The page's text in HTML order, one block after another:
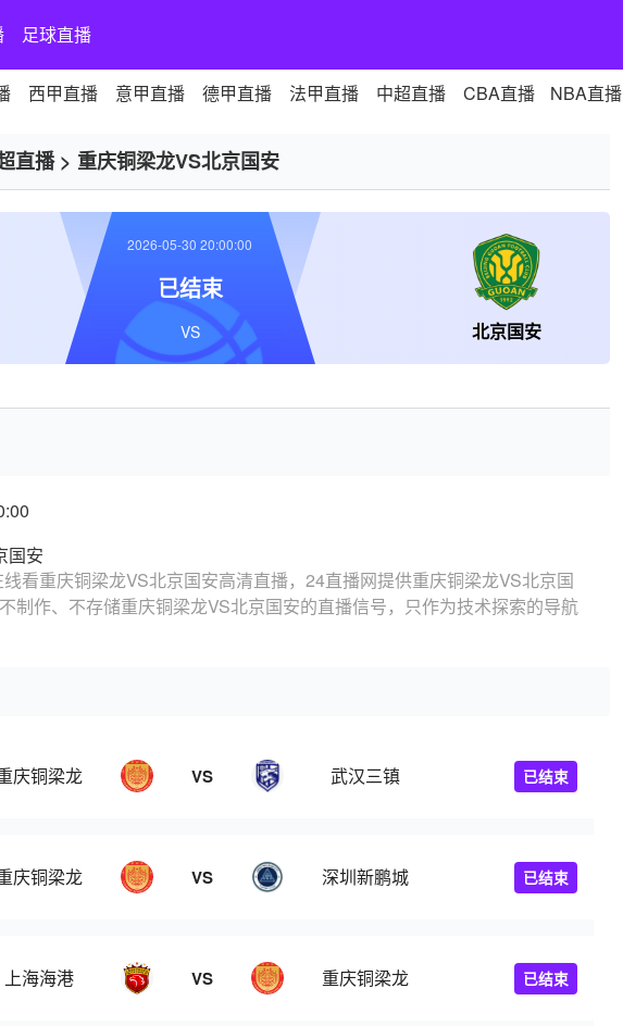
足球直播
西甲直播 意甲直播 德甲直播 法甲直播 中超直播 CBA直播 NBA直播
直播> 重庆铜梁龙VS北京国安
北京国安
2026-05-30 20:00:00
已结束
VS
国安
看重庆铜梁龙VS北京国安高清直播，24直播网提供重庆铜梁龙VS北京国
制作、不存储重庆铜梁龙VS北京国安的直播信号，只作为技术探索的导航
庆铜梁龙 VS 武汉三镇 已结束
庆铜梁龙 VS 深圳新鹏城 已结束
上海海港 VS 重庆铜梁龙 已结束